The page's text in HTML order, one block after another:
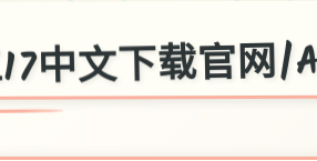
中文下载官网